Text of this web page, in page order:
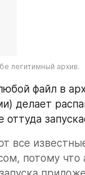
легитимный архив.
файл в
делает
оттуда
все
потому что